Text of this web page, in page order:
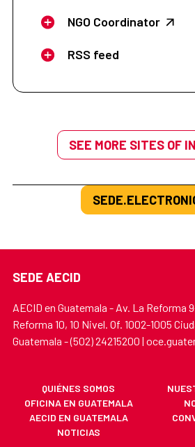
NGO Coordinator
RSS feed
SEE MORE SITES OF
SEDE AECID
AECID en Guatemala - Av. La Reforma
Reforma 10, 10 Nivel. Of. 1002-1005
Guatemala - (502) 24215200 |
QUIÉNES SOMOS
OFICINA EN GUATEMALA
AECID EN GUATEMALA
NOTICIAS